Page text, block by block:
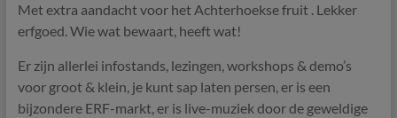
Met extra aandacht voor het Achterhoekse fruit . Lekker
erfgoed. Wie wat bewaart, heeft wat!
Er zijn allerlei infostands, lezingen, workshops & demo’s
voor groot & klein, je kunt sap laten persen, er is een
bijzondere ERF-markt, er is live-muziek door de geweldige